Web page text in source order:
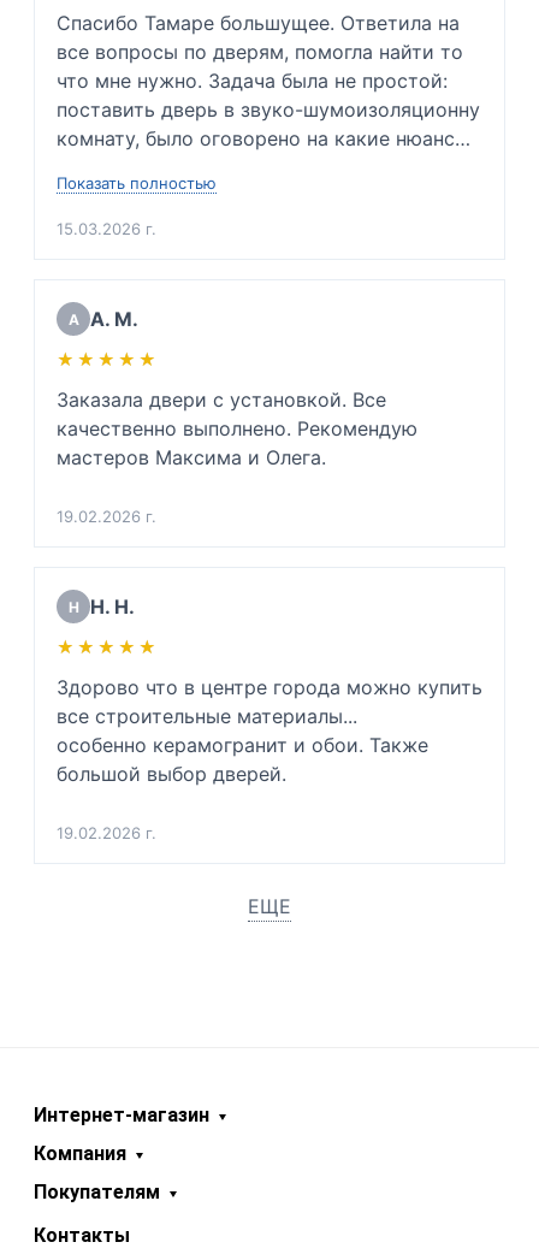
Спасибо Тамаре большущее. Ответила на
все вопросы по дверям, помогла найти то
что мне нужно. Задача была не простой:
поставить дверь в звуко-шумоизоляционну
комнату, было оговорено на какие нюансы
невозможно избежать. Так же подсказала
какую входную дверь нужно будет купить в
будущем, ибо мою дверь повело. Сразу
сказала приблизительную цену. Очень
вежлива и подкованный специалист своего
дела. Очень благодарен.
(Для инженеров: хорошо разбирается в
физике звуковой волны, напряжении
металлов и тех. процессе монтажа дверей
да и просто хороший человек)
Показать полностью
15.03.2026 г.
А А. М.
★★★★★
★★★★★
Заказала двери с установкой. Все
качественно выполнено. Рекомендую
мастеров Максима и Олега.
19.02.2026 г.
Н Н. Н.
★★★★★
★★★★★
Здорово что в центре города можно купить
все строительные материалы...
особенно керамогранит и обои. Также
большой выбор дверей.
19.02.2026 г.
ЕЩЕ
Интернет-магазин
Компания
Покупателям
Контакты